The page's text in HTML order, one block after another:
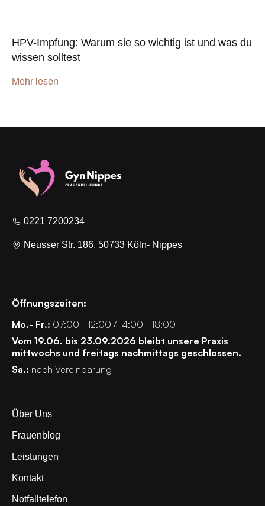
HPV-Impfung: Warum sie so wichtig ist und was du
wissen solltest
Mehr lesen
0221 7200234
Neusser Str. 186, 50733 Köln- Nippes
Öffnungszeiten:
Mo.- Fr.: 07:00–12:00 / 14:00–18:00
Vom 19.06. bis 23.09.2026 bleibt unsere Praxis
mittwochs und freitags nachmittags geschlossen.
Sa.: nach Vereinbarung
Über Uns
Frauenblog
Leistungen
Kontakt
Notfalltelefon